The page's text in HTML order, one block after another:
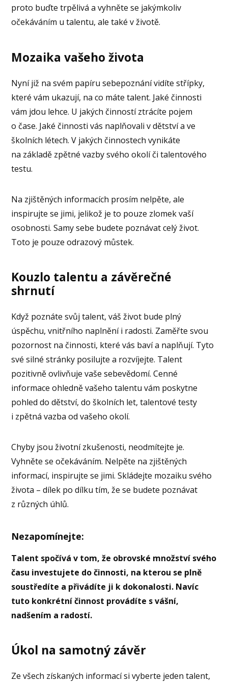
proto buďte trpělivá a vyhněte se jakýmkoliv
očekáváním u talentu, ale také v životě.
Mozaika vašeho života
Nyní již na svém papíru sebepoznání vidíte střípky,
které vám ukazují, na co máte talent. Jaké činnosti
vám jdou lehce. U jakých činností ztrácíte pojem
o čase. Jaké činnosti vás naplňovali v dětství a ve
školních létech. V jakých činnostech vynikáte
na základě zpětné vazby svého okolí či talentového
testu.
Na zjištěných informacích prosím nelpěte, ale
inspirujte se jimi, jelikož je to pouze zlomek vaší
osobnosti. Samy sebe budete poznávat celý život.
Toto je pouze odrazový můstek.
Kouzlo talentu a závěrečné
shrnutí
Když poznáte svůj talent, váš život bude plný
úspěchu, vnitřního naplnění i radosti. Zaměřte svou
pozornost na činnosti, které vás baví a naplňují. Tyto
své silné stránky posilujte a rozvíjejte. Talent
pozitivně ovlivňuje vaše sebevědomí. Cenné
informace ohledně vašeho talentu vám poskytne
pohled do dětství, do školních let, talentové testy
i zpětná vazba od vašeho okolí.
Chyby jsou životní zkušenosti, neodmítejte je.
Vyhněte se očekáváním. Nelpěte na zjištěných
informací, inspirujte se jimi. Skládejte mozaiku svého
života – dílek po dílku tím, že se budete poznávat
z různých úhlů.
Nezapomínejte:
Talent spočívá v tom, že obrovské množství svého
času investujete do činnosti, na kterou se plně
soustředíte a přivádíte ji k dokonalosti. Navíc
tuto konkrétní činnost provádíte s vášní,
nadšením a radostí.
Úkol na samotný závěr
Ze všech získaných informací si vyberte jeden talent,